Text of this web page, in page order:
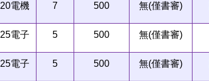
20電機 7 500 無(僅書審)
25電子 5 500 無(僅書審)
25電子 5 500 無(僅書審)